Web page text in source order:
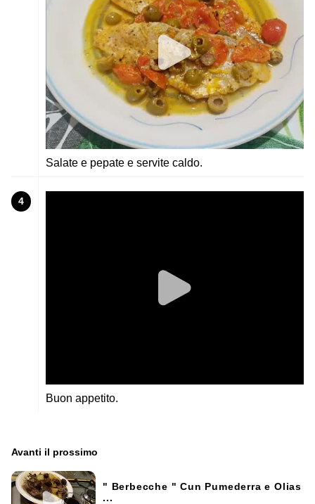
Salate e pepate e servite caldo.
4
Buon appetito.
Avanti il ​​prossimo
" Berbecche " Cun Pumederra e Olias
...